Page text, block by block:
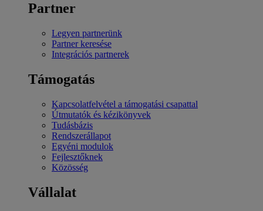
Partner
Legyen partnerünk
Partner keresése
Integrációs partnerek
Támogatás
Kapcsolatfelvétel a támogatási csapattal
Útmutatók és kézikönyvek
Tudásbázis
Rendszerállapot
Egyéni modulok
Fejlesztőknek
Közösség
Vállalat